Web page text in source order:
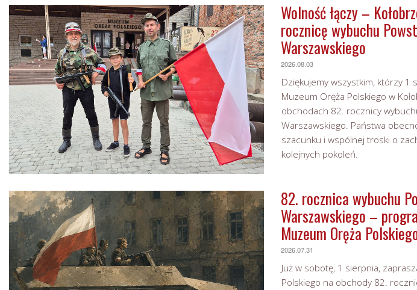
Wolność łączy –
rocznicę wybuchu
Warszawskiego
2026.08.03
Dziękujemy wszystkim, którzy 1
Muzeum Oręża Polskiego w
obchodach 82. rocznicy
Warszawskiego. Państwa
szacunku i wspólnej troski o
kolejnych pokoleń.
82. rocznica wybuchu
Warszawskiego –
Muzeum Oręża
2026.07.31
Już w sobotę, 1 sierpnia,
Polskiego na obchody 82.